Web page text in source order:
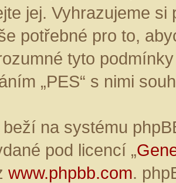
jej. Vyhrazujeme
potřebné pro to,
tyto
„PES“ s nimi
na systému
pod licencí „
www.phpbb.com.